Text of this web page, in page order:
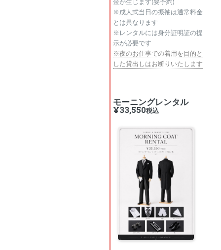
※成人式当日の振袖は通常料金
とは異なります
※レンタルには身分証明証の提
示が必要です
※夜のお仕事での着用を目的と
した貸出しはお断りいたします
モーニングレンタル
¥33,550税込